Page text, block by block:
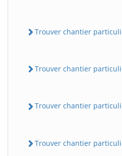
Trouver chantier
Trouver chantier
Trouver chantier
Trouver chantier